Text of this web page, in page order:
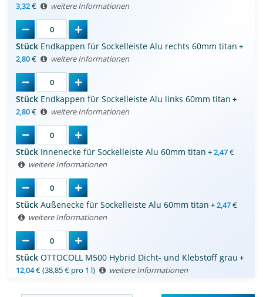
3,32€ weitere Informationen
Stück Endkappen für Sockelleiste Alu rechts 60mm titan +
2,80€ weitere Informationen
Stück Endkappen für Sockelleiste Alu links 60mm titan +
2,80€ weitere Informationen
Stück Innenecke für Sockelleiste Alu 60mm titan +2,47€
weitere Informationen
Stück Außenecke für Sockelleiste Alu 60mm titan +2,47€
weitere Informationen
Stück OTTOCOLL M500 Hybrid Dicht- und Klebstoff grau +
12,04€(38,85 € pro 1 l) weitere Informationen